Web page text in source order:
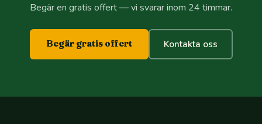
Begär en gratis offert — vi svarar inom 24 timmar.
Begär gratis offert Kontakta oss